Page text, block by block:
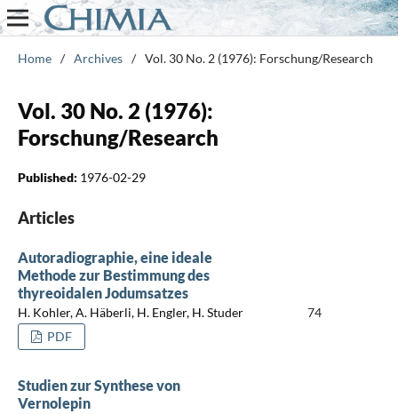
Home / Archives / Vol. 30 No. 2 (1976): Forschung/Research
Vol. 30 No. 2 (1976):
Forschung/Research
Published: 1976-02-29
Articles
Autoradiographie, eine ideale
Methode zur Bestimmung des
thyreoidalen Jodumsatzes
H. Kohler, A. Häberli, H. Engler, H. Studer
74
PDF
Studien zur Synthese von
Vernolepin